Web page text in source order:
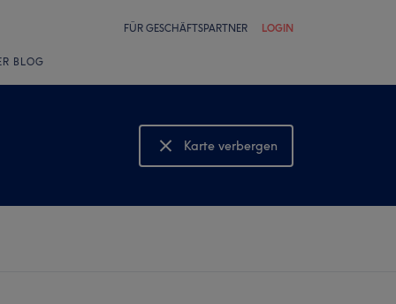
FÜR GESCHÄFTSPARTNER LOGIN
BLOG
Karte verbergen
Karte anzeigen